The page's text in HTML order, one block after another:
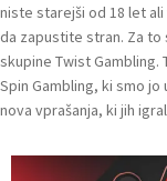
niste starejši od 18 let
da zapustite stran. Za
skupine Twist
Spin Gambling, ki smo
nova vprašanja, ki jih